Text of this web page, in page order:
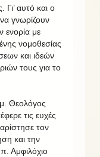
Γι’ αυτό και ο
γνωρίζουν
ενορία με
νομοθεσίας
και ιδεών
τους για το
Θεολόγος
τις ευχές
τον
και την
Αμφιλόχιο